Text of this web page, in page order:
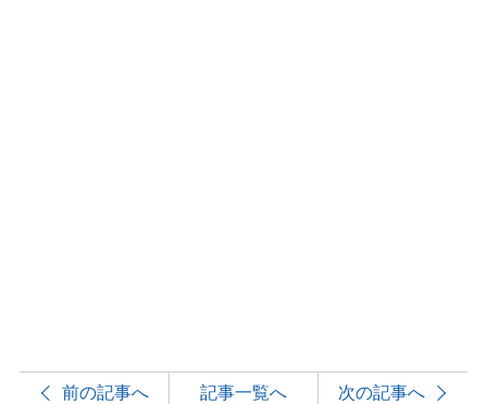
前の記事へ 記事一覧へ 次の記事へ